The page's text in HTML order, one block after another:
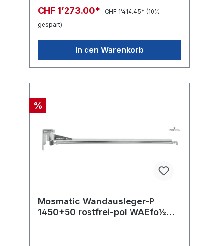
CHF 1’273.00* CHF 1’414.45* (10%
gespart)
In den Warenkorb
%
Mosmatic Wandausleger-P
1450+50 rostfrei-pol WAEfo½